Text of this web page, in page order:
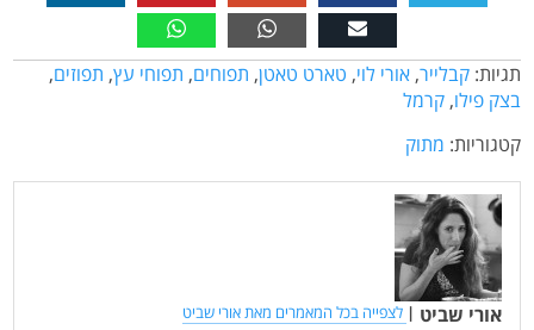
תגיות: קבלייר, אורי לוי, טארט טאטן, תפוחים, תפוחי עץ, תפוזים,
בצק פילו, קרמל
קטגוריות: מתוק
אורי שביט | לצפייה בכל המאמרים מאת אורי שביט